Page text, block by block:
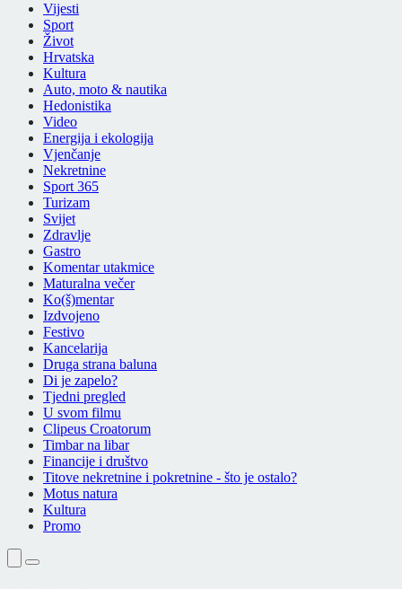
Vijesti
Sport
Život
Hrvatska
Kultura
Auto, moto & nautika
Hedonistika
Video
Energija i ekologija
Vjenčanje
Nekretnine
Sport 365
Turizam
Svijet
Zdravlje
Gastro
Komentar utakmice
Maturalna večer
Ko(š)mentar
Izdvojeno
Festivo
Kancelarija
Druga strana baluna
Di je zapelo?
Tjedni pregled
U svom filmu
Clipeus Croatorum
Timbar na libar
Financije i društvo
Titove nekretnine i pokretnine - što je ostalo?
Motus natura
Kultura
Promo